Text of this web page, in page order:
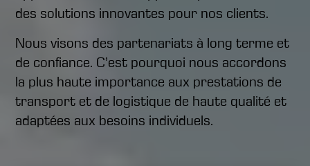
des solutions innovantes pour nos clients.
Nous visons des partenariats à long terme et
de confiance. C’est pourquoi nous accordons
la plus haute importance aux prestations de
transport et de logistique de haute qualité et
adaptées aux besoins individuels.